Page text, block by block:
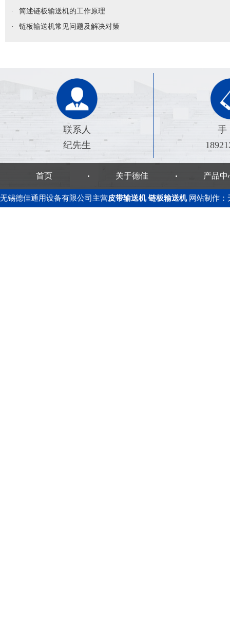
·
简述链板输送机的工作原理
·
链板输送机常见问题及解决对策
联系人
纪先生
首页 关于德佳 产品中
无锡德佳通用设备有限公司主营皮带输送机 链板输送机 网站制作 ：